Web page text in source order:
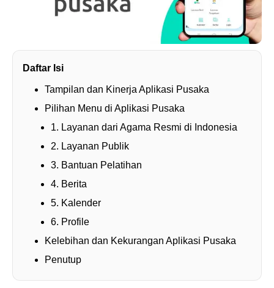
Daftar Isi
Tampilan dan Kinerja Aplikasi Pusaka
Pilihan Menu di Aplikasi Pusaka
1. Layanan dari Agama Resmi di Indonesia
2. Layanan Publik
3. Bantuan Pelatihan
4. Berita
5. Kalender
6. Profile
Kelebihan dan Kekurangan Aplikasi Pusaka
Penutup